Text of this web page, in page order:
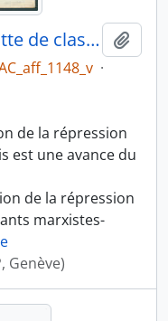
Verso de Répression et lutte de classe
·
de la répression
est une avance du
de la répression
marxistes-
Genève)